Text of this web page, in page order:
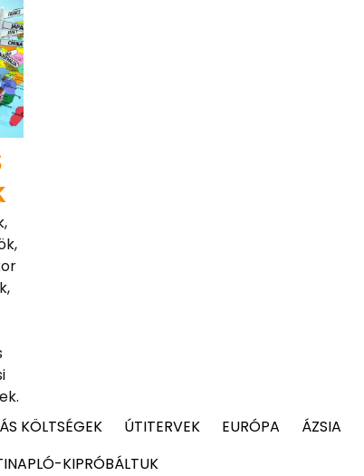
KÖLTSÉGEK ÚTITERVEK EURÓPA ÁZSIA
KIPRÓBÁLTUK